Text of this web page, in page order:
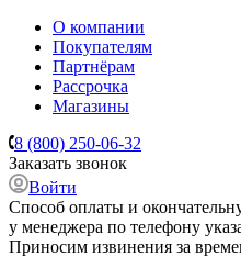
О компании
Покупателям
Партнёрам
Рассрочка
Магазины
8 (800) 250-06-32
Заказать звонок
Войти
Способ оплаты и
у менеджера по телефону
Приносим извинения за